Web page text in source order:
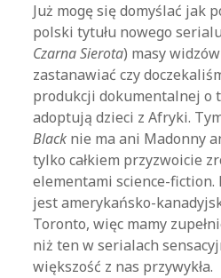
Już mogę się domyślać jak
polski tytułu nowego
Czarna Sierota) masy
zastanawiać czy
produkcji dokumentalnej o
adoptują dzieci z Afryki.
Black nie ma ani Madonny
tylko całkiem przyzwoicie
elementami science-fiction.
jest amerykańsko-
Toronto, więc mamy
niż ten w serialach
większość z nas przywykła.